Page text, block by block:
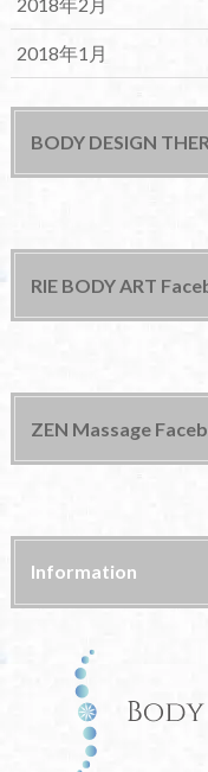
2018年1月
BODY DESIGN
RIE BODY ART
ZEN Massage
Information